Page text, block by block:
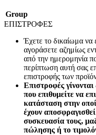
Group
ΕΠΙΣΤΡΟΦΕΣ
Έχετε το δικαίωμα να
αγοράσετε αζημίως
από την ημερομηνία
περίπτωση αυτή σας
επιστροφής των
Επιστροφές
που επιθυμείτε να
κατάσταση στην
έχουν
συσκευασία τους,
πώλησης ή το